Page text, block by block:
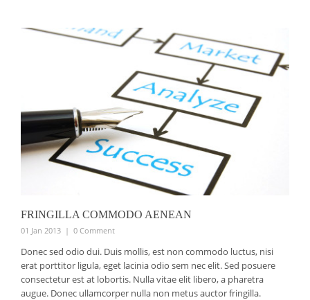
FRINGILLA COMMODO AENEAN
01 Jan 2013 | 0 Comment
Donec sed odio dui. Duis mollis, est non commodo luctus, nisi
erat porttitor ligula, eget lacinia odio sem nec elit. Sed posuere
consectetur est at lobortis. Nulla vitae elit libero, a pharetra
augue. Donec ullamcorper nulla non metus auctor fringilla.